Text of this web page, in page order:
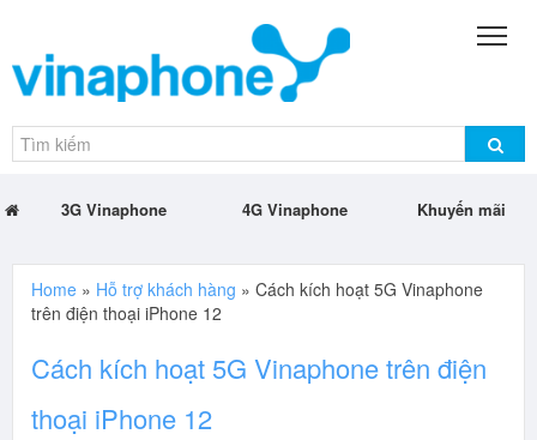
3G Vinaphone 4G Vinaphone Khuyến mãi
Home » Hỗ trợ khách hàng » Cách kích hoạt 5G Vinaphone
trên điện thoại iPhone 12
Cách kích hoạt 5G Vinaphone trên điện
thoại iPhone 12